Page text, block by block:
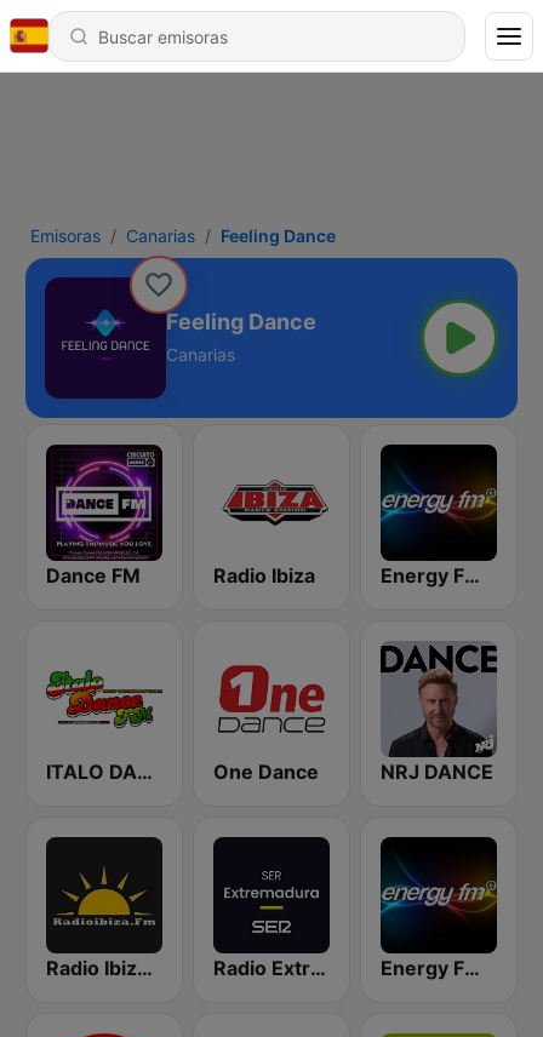
Emisoras Canarias Feeling Dance
Feeling Dance
Canarias
Dance FM Radio Ibiza Energy FM Dance Music Radio
ITALO DANCE FM One Dance NRJ DANCE
Radio Ibiza FM Radio Extremadura SER Energy FM Non Stop Mixes